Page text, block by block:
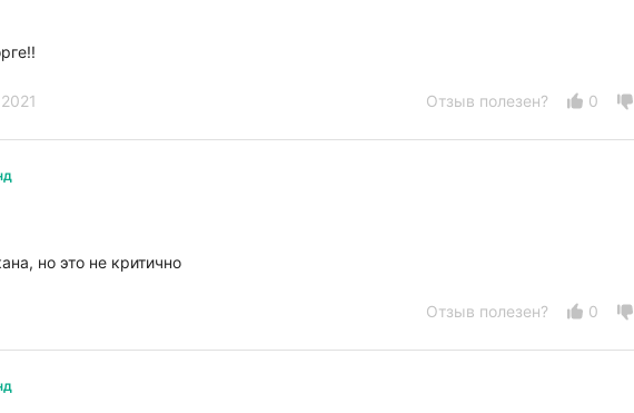
Отзыв полезен? 0
но это не критично
Отзыв полезен? 0